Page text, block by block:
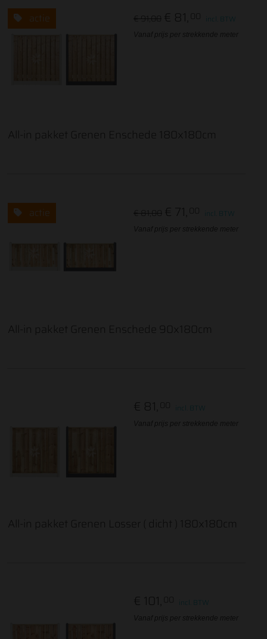
actie € 91,00 € 81, incl. BTW
Vanaf prijs per strekkende meter
All-in pakket Grenen Enschede 180x180cm
actie € 81,00 € 71, incl. BTW
Vanaf prijs per strekkende meter
All-in pakket Grenen Enschede 90x180cm
€ 81, incl. BTW
Vanaf prijs per strekkende meter
All-in pakket Grenen Losser ( dicht ) 180x180cm
€ 101, incl. BTW
Vanaf prijs per strekkende meter